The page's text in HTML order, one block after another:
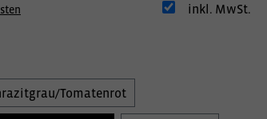
inkl. MwSt.
Tomatenrot